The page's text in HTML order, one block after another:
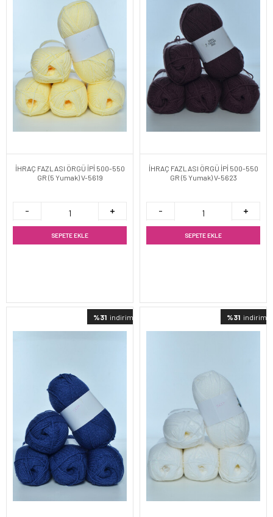
İHRAÇ FAZLASI ÖRGÜ İPİ 500-550
GR (5 Yumak) V-5619
SEPETE EKLE
İHRAÇ FAZLASI ÖRGÜ İPİ 500-550
GR (5 Yumak) V-5623
SEPETE EKLE
%31 indirimli %31 indirimli